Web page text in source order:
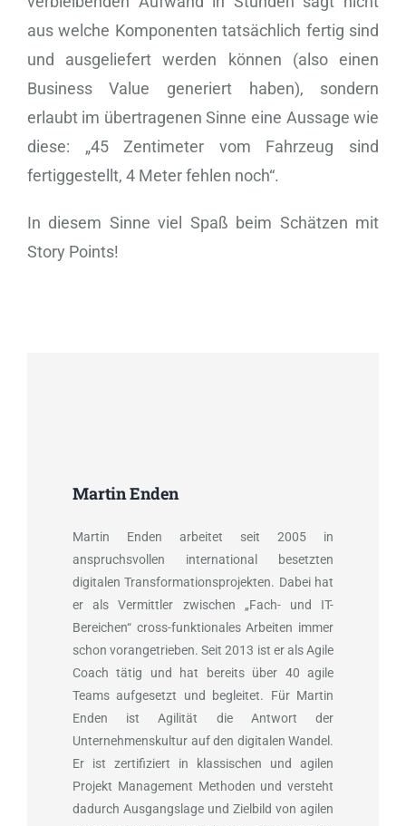
aus welche Komponenten tatsächlich fertig sind
und ausgeliefert werden können (also einen
Business Value generiert haben), sondern
erlaubt im übertragenen Sinne eine Aussage wie
diese: „45 Zentimeter vom Fahrzeug sind
fertiggestellt, 4 Meter fehlen noch“.
In diesem Sinne viel Spaß beim Schätzen mit
Story Points!
Martin Enden
Martin Enden arbeitet seit 2005 in
anspruchsvollen international besetzten
digitalen Transformationsprojekten. Dabei hat
er als Vermittler zwischen „Fach- und IT-
Bereichen“ cross-funktionales Arbeiten immer
schon vorangetrieben. Seit 2013 ist er als Agile
Coach tätig und hat bereits über 40 agile
Teams aufgesetzt und begleitet. Für Martin
Enden ist Agilität die Antwort der
Unternehmenskultur auf den digitalen Wandel.
Er ist zertifiziert in klassischen und agilen
Projekt Management Methoden und versteht
dadurch Ausgangslage und Zielbild von agilen